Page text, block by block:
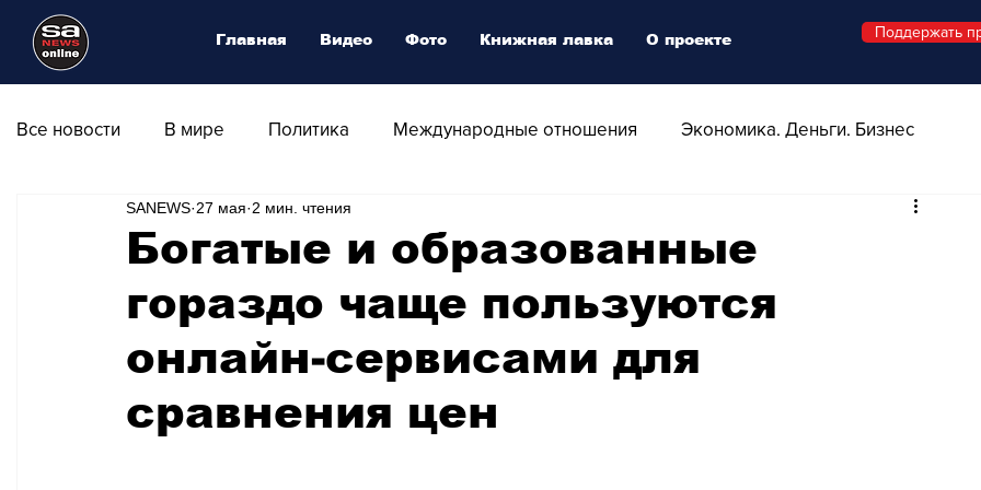
Все новости В мире Политика Международные отношения Экономика. Деньги. Бизнес
Общество Армия Аналитика
Транспорт Культура Магия искусства Swiss Афиша Стиль Стильный четверг
Богатые и образованные
гораздо чаще пользуются
онлайн-сервисами для
сравнения цен
SANEWS 27 мая 2 мин. чтения
Главная Видео Фото Книжная лавка О проекте Поддержать